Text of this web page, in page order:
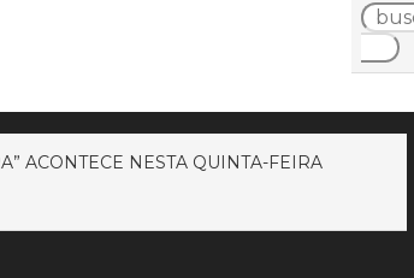
ACONTECE NESTA QUINTA-FEIRA